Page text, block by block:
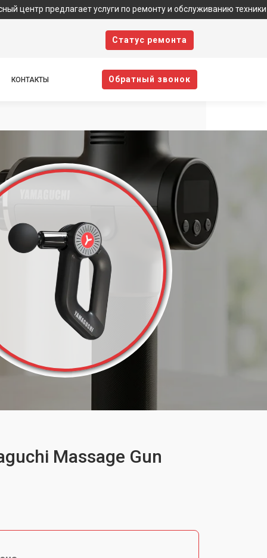
предлагает услуги по ремонту и обслуживанию техники
Cтатус ремонта
КОНТАКТЫ Oбратный звонок
Massage Gun